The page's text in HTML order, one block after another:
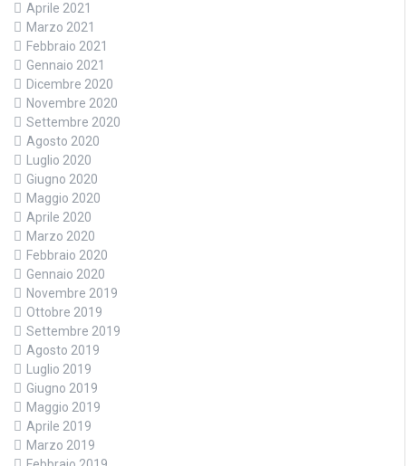
Aprile 2021
Marzo 2021
Febbraio 2021
Gennaio 2021
Dicembre 2020
Novembre 2020
Settembre 2020
Agosto 2020
Luglio 2020
Giugno 2020
Maggio 2020
Aprile 2020
Marzo 2020
Febbraio 2020
Gennaio 2020
Novembre 2019
Ottobre 2019
Settembre 2019
Agosto 2019
Luglio 2019
Giugno 2019
Maggio 2019
Aprile 2019
Marzo 2019